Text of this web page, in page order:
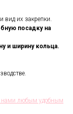
вид их закрепки.
посадку на
и ширину кольца.
нами любым удобным